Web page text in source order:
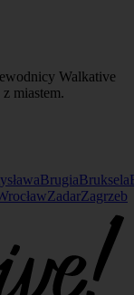
Walkative
miastem.
BrugiaBruksela
ZadarZagrzeb